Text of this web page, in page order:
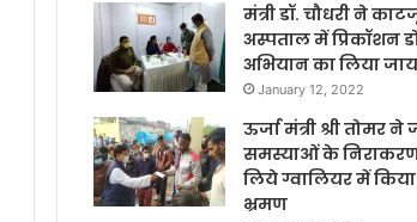
मंत्री डॉ. चौधरी ने
अस्पताल में प्रिकॉशन
अभियान का लिया
January 12, 2022
ऊर्जा मंत्री श्री तोमर
समस्याओं के
लिये ग्वालियर में किया
भ्रमण